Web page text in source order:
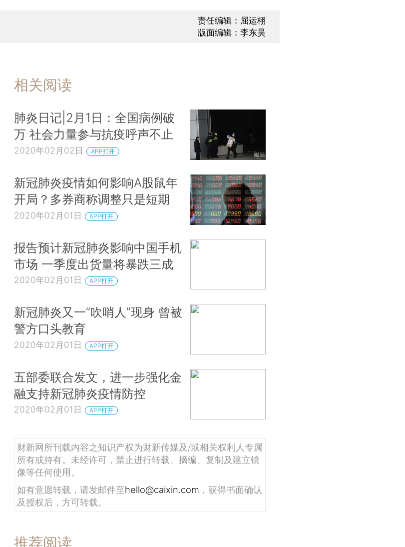
责任编辑：屈运栩
版面编辑：李东昊
相关阅读
肺炎日记|2月1日：全国病例破
万 社会力量参与抗疫呼声不止
2020年02月02日 APP打开
新冠肺炎疫情如何影响A股鼠年
开局？多券商称调整只是短期
2020年02月01日 APP打开
报告预计新冠肺炎影响中国手机
市场 一季度出货量将暴跌三成
2020年02月01日 APP打开
新冠肺炎又一“吹哨人”现身 曾被
警方口头教育
2020年02月01日 APP打开
五部委联合发文，进一步强化金
融支持新冠肺炎疫情防控
2020年02月01日 APP打开
财新网所刊载内容之知识产权为财新传媒及/或相关权利人专属
所有或持有。未经许可，禁止进行转载、摘编、复制及建立镜
像等任何使用。
如有意愿转载，请发邮件至hello@caixin.com ，获得书面确认
及授权后，方可转载。
推荐阅读